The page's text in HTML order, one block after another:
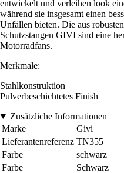
entwickelt und verleihen look
während sie insgesamt einen
Unfällen bieten. Die aus
Schutzstangen GIVI sind eine
Motorradfans.
Merkmale:
Stahlkonstruktion
Pulverbeschichtetes Finish
Zusätzliche Informationen
Marke
Givi
Lieferantenreferenz TN355
Farbe
schwarz
Farbe
Schwarz